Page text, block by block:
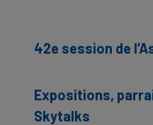
42e session de
Expositions,
Skytalks